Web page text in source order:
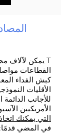
القطاعات
كبش الفداء
الأقليات
للأجانب
الأمريكيين
التي يمكنك
في المضي قدمًا: